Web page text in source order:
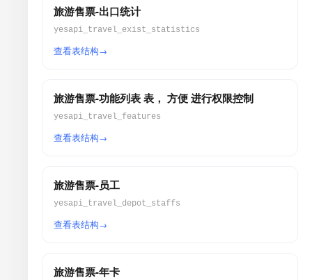
旅游售票-出口统计
yesapi_travel_exist_statistics
查看表结构
旅游售票-功能列表 表， 方便 进行权限控制
yesapi_travel_features
查看表结构
旅游售票-员工
yesapi_travel_depot_staffs
查看表结构
旅游售票-年卡